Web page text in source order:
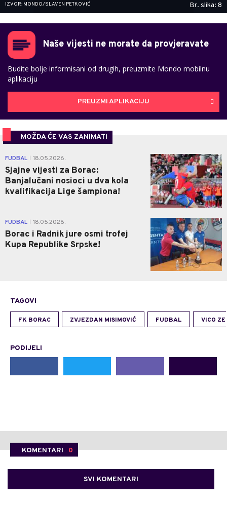
IZVOR: MONDO/SLAVEN PETKOVIĆ Br. slika: 8
Naše vijesti ne morate da provjeravate
Budite bolje informisani od drugih, preuzmite Mondo mobilnu
aplikaciju
PREUZMI APLIKACIJU
MOŽDA ĆE VAS ZANIMATI
FUDBAL 18.05.2026.
Sjajne vijesti za Borac:
Banjalučani nosioci u dva kola
kvalifikacija Lige šampiona!
3
FUDBAL 18.05.2026.
Borac i Radnik jure osmi trofej
Kupa Republike Srpske!
1
TAGOVI
FK BORAC ZVJEZDAN MISIMOVIĆ FUDBAL VICO
PODIJELI
KOMENTARI 0
SVI KOMENTARI